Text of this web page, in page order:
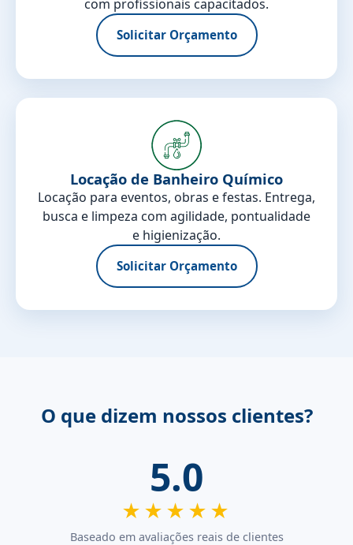
com profissionais capacitados.
Solicitar Orçamento
Locação de Banheiro Químico
Locação para eventos, obras e festas. Entrega,
busca e limpeza com agilidade, pontualidade
e higienização.
Solicitar Orçamento
O que dizem nossos clientes?
5.0
★★★★★
Baseado em avaliações reais de clientes